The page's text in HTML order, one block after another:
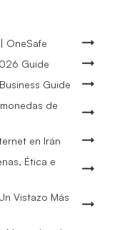
OneSafe
Guide
Guide
de
en Irán
Ética e
Vistazo Más